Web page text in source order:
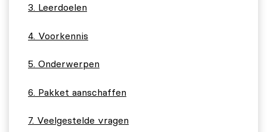
Leerdoelen
Voorkennis
Onderwerpen
Pakket aanschaffen
Veelgestelde vragen